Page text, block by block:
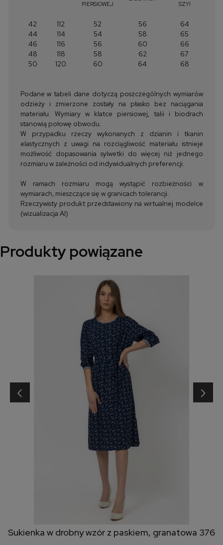
PIERSIOWEJ SZYI
42 112 52 56
64
44
114 54 58
65
46
116 56 60
66
48
118 58 62
67
50
120 60 64 68
Podane w tabeli dane dotyczą poszczególnych wymiarów
odzieży i zmierzone zostały na płasko bez naciągania
materiału. Wymiary w klatce piersiowej, talii i biodrach
stanowią połowę obwodu.
W przypadku rzeczy wykonanych z dzianin i tkanin
elastycznych z uwagi na rozciągliwość materiału istnieje
możliwość dopasowania sylwetki do więcej niż jednego
rozmiaru w zależności od indywidualnych preferencji.
W ramach rozmiaru mogą wystąpić rozbieżności w
wymiarach, mieszczące się w granicach tolerancji.
Rzeczywisty produkt przedstawiony na wirtualnej modelce
(wizualizacja AI)
Produkty powiązane
Sukienka w drobny wzór z paskiem, granatowa 376
‹ ›